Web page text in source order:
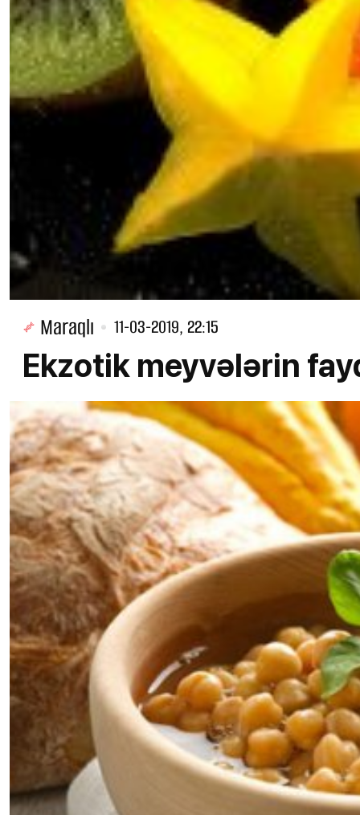
Maraqlı 11-03-2019, 22:15
Ekzotik meyvələrin